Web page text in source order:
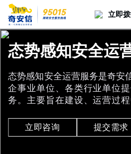
立即
态势感知安全运
态势感知安全运营服务是奇安
企事业单位、各类行业单位
务。主要旨在建设、运营过
处置为关键，以推动提升为目
发现重点监管目标网络安全事
立即咨询 提交需求